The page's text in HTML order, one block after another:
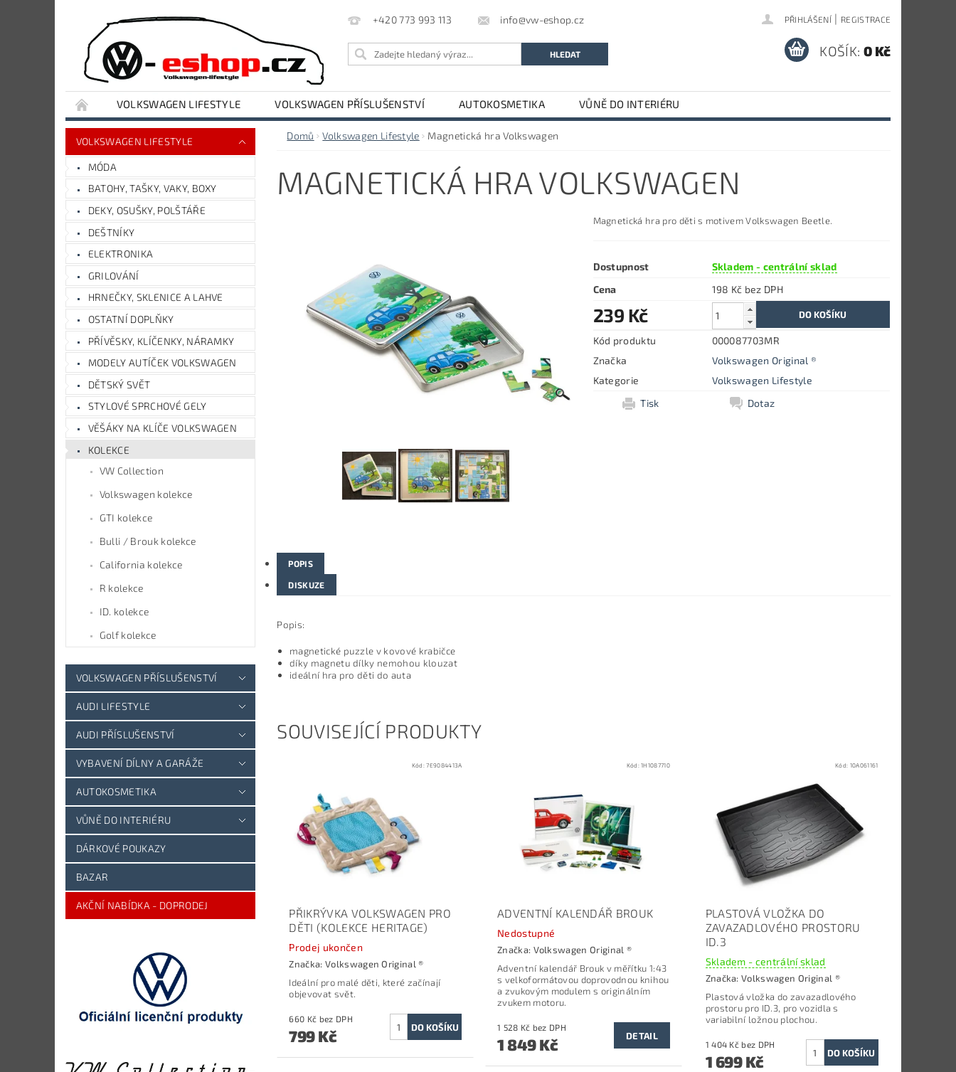
+420 773 993 113 info@vw-eshop.cz PŘIHLÁŠENÍ | REGISTRACE
KOŠÍK: 0 Kč
VOLKSWAGEN LIFESTYLE VOLKSWAGEN PŘÍSLUŠENSTVÍ AUTOKOSMETIKA
VŮNĚ DO INTERIÉRU
VYBAVENÍ DÍLNY A GARÁŽE
AUDI LIFESTYLE AUDI PŘÍSLUŠENSTVÍ
VOLKSWAGEN LIFESTYLE
MÓDA
BATOHY, TAŠKY, VAKY, BOXY
DEKY, OSUŠKY, POLŠTÁŘE
DEŠTNÍKY
ELEKTRONIKA
GRILOVÁNÍ
HRNEČKY, SKLENICE A LAHVE
OSTATNÍ DOPLŇKY
PŘÍVĚSKY, KLÍČENKY, NÁRAMKY
MODELY AUTÍČEK VOLKSWAGEN
DĚTSKÝ SVĚT
STYLOVÉ SPRCHOVÉ GELY
VĚŠÁKY NA KLÍČE VOLKSWAGEN
KOLEKCE
VW Collection
Volkswagen kolekce
GTI kolekce
Bulli / Brouk kolekce
California kolekce
R kolekce
ID. kolekce
Golf kolekce
VOLKSWAGEN PŘÍSLUŠENSTVÍ
AUDI LIFESTYLE
AUDI PŘÍSLUŠENSTVÍ
VYBAVENÍ DÍLNY A GARÁŽE
AUTOKOSMETIKA
VŮNĚ DO INTERIÉRU
DÁRKOVÉ POUKAZY
BAZAR
AKČNÍ NABÍDKA - DOPRODEJ
Domů Volkswagen Lifestyle Magnetická hra Volkswagen
MAGNETICKÁ HRA VOLKSWAGEN
Magnetická hra pro děti s motivem Volkswagen Beetle.
Dostupnost
Skladem - centrální sklad
Cena
198 Kč bez DPH
239 Kč
Kód produktu
000087703MR
Značka
Volkswagen Original ®
Kategorie
Volkswagen Lifestyle
Tisk
Dotaz
POPIS
DISKUZE
Popis:
magnetické puzzle v kovové krabičce
díky magnetu dílky nemohou klouzat
ideální hra pro děti do auta
SOUVISEJÍCÍ PRODUKTY
Kód:7E9084413A
PŘIKRÝVKA VOLKSWAGEN PRO
DĚTI (KOLEKCE HERITAGE)
Prodej ukončen
Značka: Volkswagen Original ®
Ideální pro malé děti, které začínají
objevovat svět.
660 Kč bez DPH
799 Kč
Kód:1H1087710
ADVENTNÍ KALENDÁŘ BROUK
Nedostupné
Značka: Volkswagen Original ®
Adventní kalendář Brouk v měřítku 1:43
s velkoformátovou doprovodnou knihou
a zvukovým modulem s originálním
zvukem motoru.
1 528 Kč bez DPH
1 849 Kč DETAIL
Kód: 10A061161
PLASTOVÁ VLOŽKA DO
ZAVAZADLOVÉHO PROSTORU
ID.3
Skladem - centrální sklad
Značka:Volkswagen Original ®
Plastová vložka do zavazadlového
prostoru pro ID.3, pro vozidla s
variabilní ložnou plochou.
1 404 Kč bez DPH
1 699 Kč